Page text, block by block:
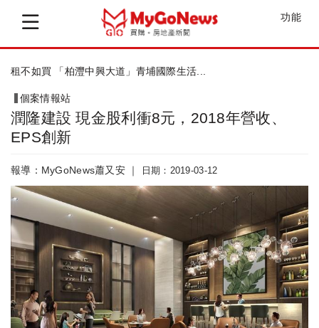
功能
埔國際生活... 信義房屋 Q4法說會公布
個案情報站
潤隆建設 現金股利衝8元，2018年營收、
EPS創新
報導：MyGoNews蕭又安 ｜ 日期：2019-03-12